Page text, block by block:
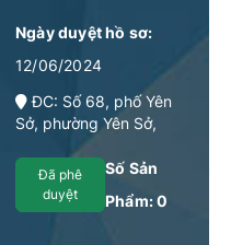
Ngày duyệt hồ sơ:
12/06/2024
ĐC: Số 68, phố Yên
Sở, phường Yên Sở,
quận Hoàng Mai, Hà Nội
Đã phê
duyệt
Số Sản
Phẩm:0